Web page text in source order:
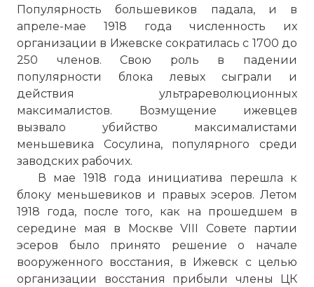
Популярность большевиков падала, и в
апреле-мае 1918 года численность их
организации в Ижевске сократилась с 1700 до
250 членов. Свою роль в падении
популярности блока левых сыграли и
действия ультрареволюционных
максималистов. Возмущение ижевцев
вызвало убийство максималистами
меньшевика Сосулина, популярного среди
заводских рабочих.
В мае 1918 года инициатива перешла к
блоку меньшевиков и правых эсеров. Летом
1918 года, после того, как на прошедшем в
середине мая в Москве VIII Совете партии
эсеров было принято решение о начале
вооруженного восстания, в Ижевск с целью
организации восстания прибыли члены ЦК